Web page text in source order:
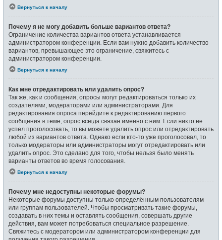
Вернуться к началу
Почему я не могу добавить больше вариантов ответа?
Ограничение количества вариантов ответа устанавливается
администратором конференции. Если вам нужно добавить количество
вариантов, превышающее это ограничение, свяжитесь с
администратором конференции.
Вернуться к началу
Как мне отредактировать или удалить опрос?
Так же, как и сообщения, опросы могут редактироваться только их
создателями, модераторами или администраторами. Для
редактирования опроса перейдите к редактированию первого
сообщения в теме; опрос всегда связан именно с ним. Если никто не
успел проголосовать, то вы можете удалить опрос или отредактировать
любой из вариантов ответа. Однако если кто-то уже проголосовал, то
только модераторы или администраторы могут отредактировать или
удалить опрос. Это сделано для того, чтобы нельзя было менять
варианты ответов во время голосования.
Вернуться к началу
Почему мне недоступны некоторые форумы?
Некоторые форумы доступны только определённым пользователям
или группам пользователей. Чтобы просматривать такие форумы,
создавать в них темы и оставлять сообщения, совершать другие
действия, вам может потребоваться специальное разрешение.
Свяжитесь с модератором или администратором конференции для